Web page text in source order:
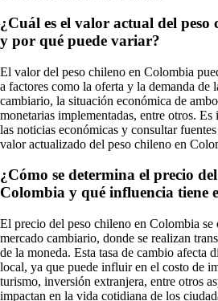
¿Cuál es el valor actual del peso
y por qué puede variar?
El valor del peso chileno en Colombia
a factores como la oferta y la demanda de
cambiario, la situación económica de
monetarias implementadas, entre otros.
las noticias económicas y consultar
valor actualizado del peso chileno en
¿Cómo se determina el precio
Colombia y qué influencia tiene
El precio del peso chileno en Colombia se
mercado cambiario, donde se realizan
de la moneda. Esta tasa de cambio afecta
local, ya que puede influir en el costo de
turismo, inversión extranjera, entre otros
impactan en la vida cotidiana de los